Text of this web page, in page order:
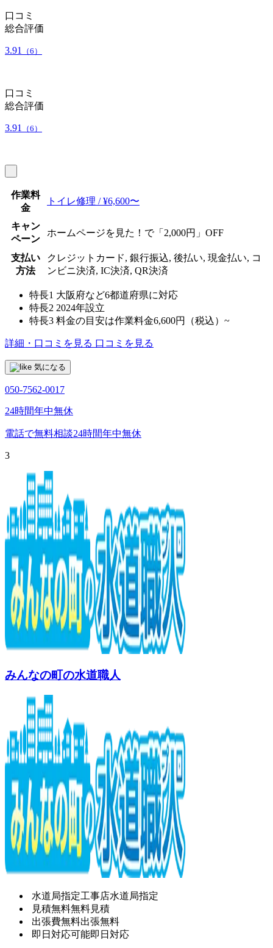
口コミ
総合評価
3.91 （6）
口コミ
総合評価
3.91 （6）
作業料
金
トイレ修理 / ¥6,600〜
キャン
ペーン
ホームページを見た！で「2,000円」OFF
支払い
方法
クレジットカード, 銀行振込, 後払い, 現金払い, コ
ンビニ決済, IC決済, QR決済
特長1 大阪府など6都道府県に対応
特長2 2024年設立
特長3 料金の目安は作業料金6,600円（税込）~
詳細・口コミを見る 口コミを見る
気になる
050-7562-0017
24時間年中無休
電話で無料相談24時間年中無休
3
みんなの町の水道職人
水道局指定工事店水道局指定
見積無料無料見積
出張費無料出張無料
即日対応可能即日対応